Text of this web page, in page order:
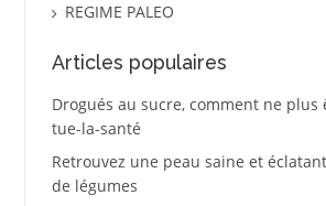
REGIME PALEO
Articles populaires
Drogués au sucre, comment ne plus
tue-la-santé
Retrouvez une peau saine et
de légumes